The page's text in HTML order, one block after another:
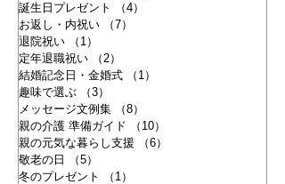
誕生日プレゼント
（4）
お返し・内祝い
（7）
退院祝い
（1）
定年退職祝い
（2）
結婚記念日・金婚式
（1）
趣味で選ぶ
（3）
メッセージ文例集
（8）
親の介護 準備ガイド
（10）
親の元気な暮らし支援
（6）
敬老の日
（5）
冬のプレゼント
（1）